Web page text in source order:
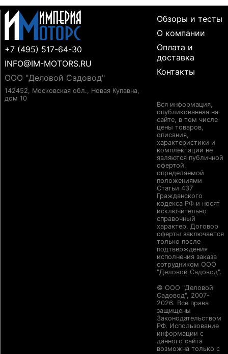
+7 (495) 517-64-30
INFO@IM-MOTORS.RU
ООО "Деловой Садовод"
142452, Московская обл., Новая Купавна,
дом 10
Обзоры и тесты
О компании
Оплата и
доставка
Контакты
Вся информация,
опубликованная на
сайте, в том числе
цены товаров,
описания,
характеристики и
комплектации не
являются публичной
офертой,
определяемой
положениями
Статьи 437
Гражданского
кодекса РФ и носят
исключительно
справочный
характер. Договор
оферты заключается
только после
подтверждения
исполнения заказа
сотрудником ООО
"Деловой Садовод".
© ООО "Деловой
Садовод", 2007-
2026. Все права
защищены
Законодательством
РФ. Использование
информации с
данного сайта
возможна только с